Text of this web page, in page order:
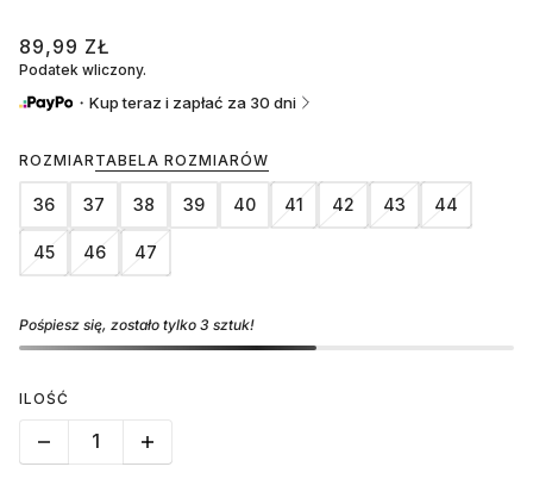
89,99 ZŁ
Podatek wliczony.
・Kup teraz i zapłać za 30 dni
ROZMIAR TABELA ROZMIARÓW
36 37 38 39 40 41 42 43 44
45 46 47
Pośpiesz się, zostało tylko 3 sztuk!
ILOŚĆ